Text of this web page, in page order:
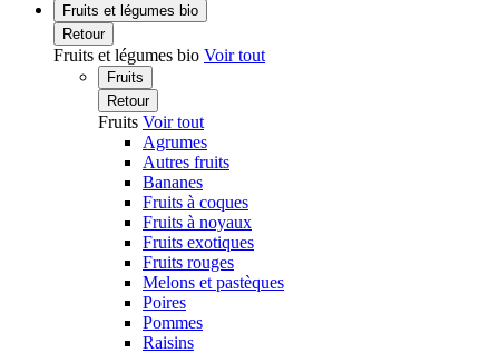
Fruits et légumes bio
Retour
Fruits et légumes bio Voir tout
Fruits
Retour
Fruits Voir tout
Agrumes
Autres fruits
Bananes
Fruits à coques
Fruits à noyaux
Fruits exotiques
Fruits rouges
Melons et pastèques
Poires
Pommes
Raisins